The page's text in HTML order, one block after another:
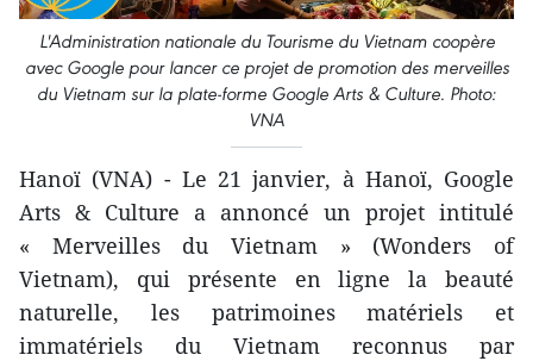
L'Administration nationale du Tourisme du Vietnam coopère
avec Google pour lancer ce projet de promotion des merveilles
du Vietnam sur la plate-forme Google Arts & Culture. Photo:
VNA
Hanoï (VNA) - Le 21 janvier, à Hanoï, Google
Arts & Culture a annoncé un projet intitulé
« Merveilles du Vietnam » (Wonders of
Vietnam), qui présente en ligne la beauté
naturelle, les patrimoines matériels et
immatériels du Vietnam reconnus par